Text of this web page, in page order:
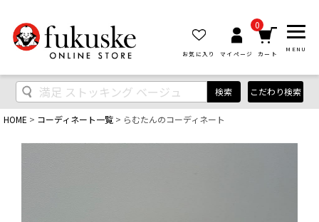
お気に入り マイページ
0
カート
MENU
検索 こだわり検索
HOME コーディネート一覧 らむたんのコーディネート